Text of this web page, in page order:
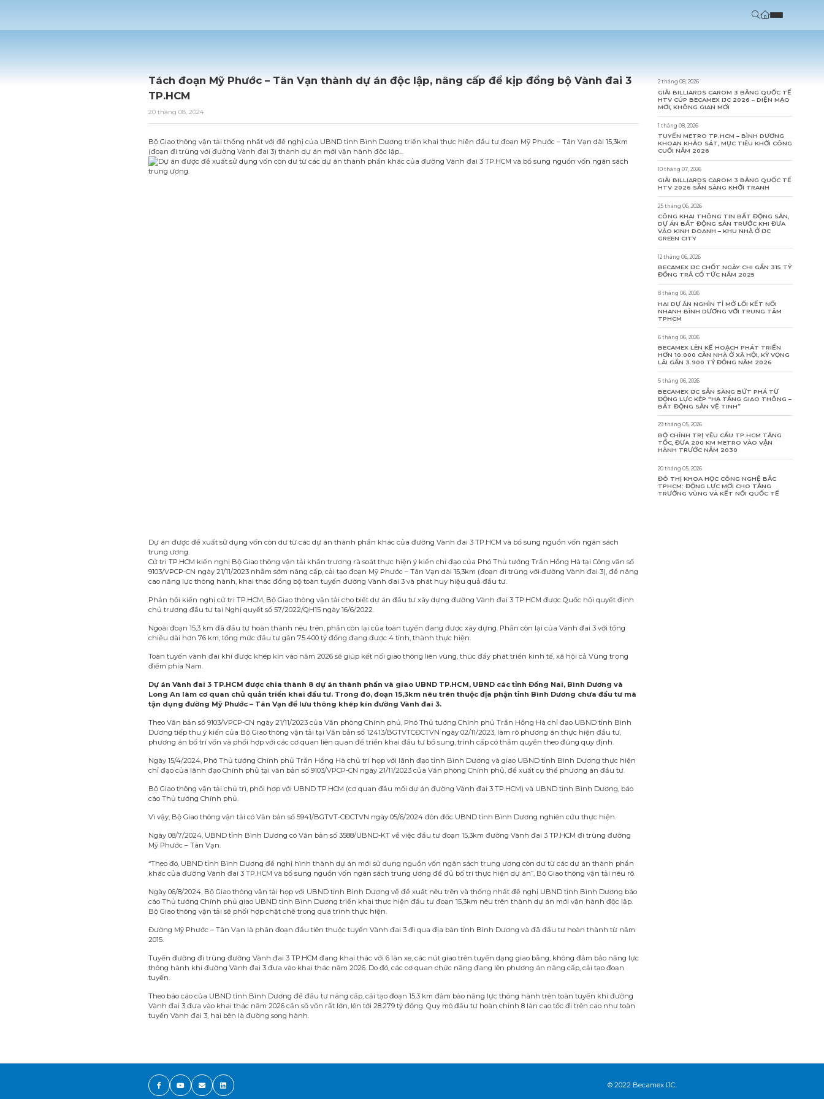
Tách đoạn Mỹ Phước – Tân Vạn thành dự án độc lập, nâng cấp để kịp đồng bộ Vành đai 3
TP.HCM
20 tháng 08, 2024
Bộ Giao thông vận tải thống nhất với đề nghị của UBND tỉnh Bình Dương triển khai thực hiện đầu tư đoạn Mỹ Phước – Tân Vạn dài 15,3km
(đoạn đi trùng với đường Vành đai 3) thành dự án mới vận hành độc lập…
Dự án được đề xuất sử dụng vốn còn dư từ các dự án thành phần khác của đường Vành đai 3 TP.HCM và bổ sung nguồn vốn ngân sách
trung ương.
Cử tri TP.HCM kiến nghị Bộ Giao thông vận tải khẩn trương rà soát thực hiện ý kiến chỉ đạo của Phó Thủ tướng Trần Hồng Hà tại Công văn số
9103/VPCP-CN ngày 21/11/2023 nhằm sớm nâng cấp, cải tạo đoạn Mỹ Phước – Tân Vạn dài 15,3km (đoạn đi trùng với đường Vành đai 3), để nâng
cao năng lực thông hành, khai thác đồng bộ toàn tuyến đường Vành đai 3 và phát huy hiệu quả đầu tư.
Phản hồi kiến nghị cử tri TP.HCM, Bộ Giao thông vận tải cho biết dự án đầu tư xây dựng đường Vành đai 3 TP.HCM được Quốc hội quyết định
chủ trương đầu tư tại Nghị quyết số 57/2022/QH15 ngày 16/6/2022.
Ngoài đoạn 15,3 km đã đầu tư hoàn thành nêu trên, phần còn lại của toàn tuyến đang được xây dựng. Phần còn lại của Vành đai 3 với tổng
chiều dài hơn 76 km, tổng mức đầu tư gần 75.400 tỷ đồng đang được 4 tỉnh, thành thực hiện.
Toàn tuyến vành đai khi được khép kín vào năm 2026 sẽ giúp kết nối giao thông liên vùng, thúc đẩy phát triển kinh tế, xã hội cả Vùng trọng
điểm phía Nam.
Dự án Vành đai 3 TP.HCM được chia thành 8 dự án thành phần và giao UBND TP.HCM, UBND các tỉnh Đồng Nai, Bình Dương và
Long An làm cơ quan chủ quản triển khai đầu tư. Trong đó, đoạn 15,3km nêu trên thuộc địa phận tỉnh Bình Dương chưa đầu tư mà
tận dụng đường Mỹ Phước – Tân Vạn để lưu thông khép kín đường Vành đai 3.
Theo Văn bản số 9103/VPCP-CN ngày 21/11/2023 của Văn phòng Chính phủ, Phó Thủ tướng Chính phủ Trần Hồng Hà chỉ đạo UBND tỉnh Bình
Dương tiếp thu ý kiến của Bộ Giao thông vận tải tại Văn bản số 12413/BGTVTCĐCTVN ngày 02/11/2023, làm rõ phương án thực hiện đầu tư,
phương án bố trí vốn và phối hợp với các cơ quan liên quan để triển khai đầu tư bổ sung, trình cấp có thẩm quyền theo đúng quy định.
Ngày 15/4/2024, Phó Thủ tướng Chính phủ Trần Hồng Hà chủ trì họp với lãnh đạo tỉnh Bình Dương và giao UBND tỉnh Bình Dương thực hiện
chỉ đạo của lãnh đạo Chính phủ tại văn bản số 9103/VPCP-CN ngày 21/11/2023 của Văn phòng Chính phủ, đề xuất cụ thể phương án đầu tư.
Bộ Giao thông vận tải chủ trì, phối hợp với UBND TP.HCM (cơ quan đầu mối dự án đường Vành đai 3 TP.HCM) và UBND tỉnh Bình Dương, báo
cáo Thủ tướng Chính phủ.
Vì vậy, Bộ Giao thông vận tải có Văn bản số 5941/BGTVT-CĐCTVN ngày 05/6/2024 đôn đốc UBND tỉnh Bình Dương nghiên cứu thực hiện.
Ngày 08/7/2024, UBND tỉnh Bình Dương có Văn bản số 3588/UBND-KT về việc đầu tư đoạn 15,3km đường Vành đai 3 TP.HCM đi trùng đường
Mỹ Phước – Tân Vạn.
“Theo đó, UBND tỉnh Bình Dương đề nghị hình thành dự án mới sử dụng nguồn vốn ngân sách trung ương còn dư từ các dự án thành phần
khác của đường Vành đai 3 TP.HCM và bổ sung nguồn vốn ngân sách trung ương để đủ bố trí thực hiện dự án”, Bộ Giao thông vận tải nêu rõ.
Ngày 06/8/2024, Bộ Giao thông vận tải họp với UBND tỉnh Bình Dương về đề xuất nêu trên và thống nhất đề nghị UBND tỉnh Bình Dương báo
cáo Thủ tướng Chính phủ giao UBND tỉnh Bình Dương triển khai thực hiện đầu tư đoạn 15,3km nêu trên thành dự án mới vận hành độc lập.
Bộ Giao thông vận tải sẽ phối hợp chặt chẽ trong quá trình thực hiện.
Đường Mỹ Phước – Tân Vạn là phân đoạn đầu tiên thuộc tuyến Vành đai 3 đi qua địa bàn tỉnh Bình Dương và đã đầu tư hoàn thành từ năm
2015.
Tuyến đường đi trùng đường Vành đai 3 TP.HCM đang khai thác với 6 làn xe, các nút giao trên tuyến dạng giao bằng, không đảm bảo năng lực
thông hành khi đường Vành đai 3 đưa vào khai thác năm 2026. Do đó, các cơ quan chức năng đang lên phương án nâng cấp, cải tạo đoạn
tuyến.
Theo báo cáo của UBND tỉnh Bình Dương để đầu tư nâng cấp, cải tạo đoạn 15,3 km đảm bảo năng lực thông hành trên toàn tuyến khi đường
Vành đai 3 đưa vào khai thác năm 2026 cần số vốn rất lớn, lên tới 28.279 tỷ đồng. Quy mô đầu tư hoàn chỉnh 8 làn cao tốc đi trên cao như toàn
tuyến Vành đai 3, hai bên là đường song hành.
2 tháng 08, 2026
GIẢI BILLIARDS CAROM 3 BĂNG QUỐC TẾ
HTV CÚP BECAMEX IJC 2026 – DIỆN MẠO
MỚI, KHÔNG GIAN MỚI
1 tháng 08, 2026
TUYẾN METRO TP.HCM – BÌNH DƯƠNG
KHOAN KHẢO SÁT, MỤC TIÊU KHỞI CÔNG
CUỐI NĂM 2026
10 tháng 07, 2026
GIẢI BILLIARDS CAROM 3 BĂNG QUỐC TẾ
HTV 2026 SẴN SÀNG KHỞI TRANH
25 tháng 06, 2026
CÔNG KHAI THÔNG TIN BẤT ĐỘNG SẢN,
DỰ ÁN BẤT ĐỘNG SẢN TRƯỚC KHI ĐƯA
VÀO KINH DOANH – KHU NHÀ Ở IJC
GREEN CITY
12 tháng 06, 2026
BECAMEX IJC CHỐT NGÀY CHI GẦN 315 TỶ
ĐỒNG TRẢ CỔ TỨC NĂM 2025
8 tháng 06, 2026
HAI DỰ ÁN NGHÌN TỈ MỞ LỐI KẾT NỐI
NHANH BÌNH DƯƠNG VỚI TRUNG TÂM
TPHCM
6 tháng 06, 2026
BECAMEX LÊN KẾ HOẠCH PHÁT TRIỂN
HƠN 10.000 CĂN NHÀ Ở XÃ HỘI, KỲ VỌNG
LÃI GẦN 3.900 TỶ ĐỒNG NĂM 2026
5 tháng 06, 2026
BECAMEX IJC SẴN SÀNG BỨT PHÁ TỪ
ĐỘNG LỰC KÉP “HẠ TẦNG GIAO THÔNG –
BẤT ĐỘNG SẢN VỆ TINH”
29 tháng 05, 2026
BỘ CHÍNH TRỊ YÊU CẦU TP.HCM TĂNG
TỐC, ĐƯA 200 KM METRO VÀO VẬN
HÀNH TRƯỚC NĂM 2030
20 tháng 05, 2026
ĐÔ THỊ KHOA HỌC CÔNG NGHỆ BẮC
TPHCM: ĐỘNG LỰC MỚI CHO TĂNG
TRƯỞNG VÙNG VÀ KẾT NỐI QUỐC TẾ
© 2022 Becamex IJC.